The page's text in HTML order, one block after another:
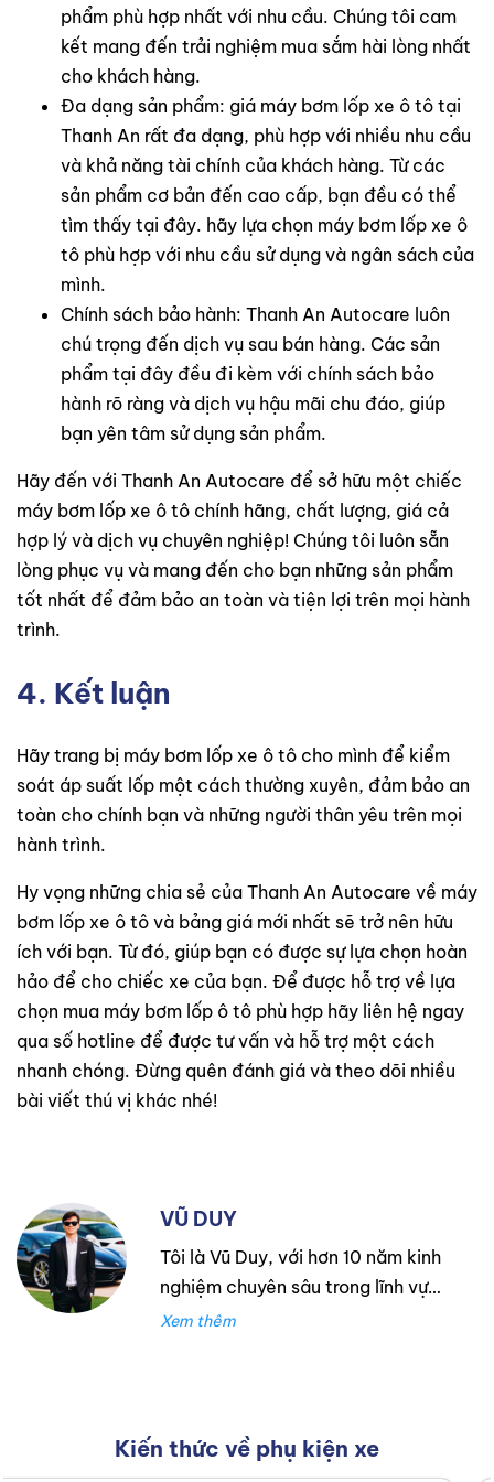
phẩm phù hợp nhất với nhu cầu. Chúng tôi cam
kết mang đến trải nghiệm mua sắm hài lòng nhất
cho khách hàng.
Đa dạng sản phẩm: giá máy bơm lốp xe ô tô tại
Thanh An rất đa dạng, phù hợp với nhiều nhu cầu
và khả năng tài chính của khách hàng. Từ các
sản phẩm cơ bản đến cao cấp, bạn đều có thể
tìm thấy tại đây. hãy lựa chọn máy bơm lốp xe ô
tô phù hợp với nhu cầu sử dụng và ngân sách của
mình.
Chính sách bảo hành: Thanh An Autocare luôn
chú trọng đến dịch vụ sau bán hàng. Các sản
phẩm tại đây đều đi kèm với chính sách bảo
hành rõ ràng và dịch vụ hậu mãi chu đáo, giúp
bạn yên tâm sử dụng sản phẩm.
Hãy đến với Thanh An Autocare để sở hữu một chiếc
máy bơm lốp xe ô tô chính hãng, chất lượng, giá cả
hợp lý và dịch vụ chuyên nghiệp! Chúng tôi luôn sẵn
lòng phục vụ và mang đến cho bạn những sản phẩm
tốt nhất để đảm bảo an toàn và tiện lợi trên mọi hành
trình.
4. Kết luận
Hãy trang bị máy bơm lốp xe ô tô cho mình để kiểm
soát áp suất lốp một cách thường xuyên, đảm bảo an
toàn cho chính bạn và những người thân yêu trên mọi
hành trình.
Hy vọng những chia sẻ của Thanh An Autocare về máy
bơm lốp xe ô tô và bảng giá mới nhất sẽ trở nên hữu
ích với bạn. Từ đó, giúp bạn có được sự lựa chọn hoàn
hảo để cho chiếc xe của bạn. Để được hỗ trợ về lựa
chọn mua máy bơm lốp ô tô phù hợp hãy liên hệ ngay
qua số hotline để được tư vấn và hỗ trợ một cách
nhanh chóng. Đừng quên đánh giá và theo dõi nhiều
bài viết thú vị khác nhé!
VŨ DUY
Tôi là Vũ Duy, với hơn 10 năm kinh
nghiệm chuyên sâu trong lĩnh vực
lốp xe. Trong suốt thời gian đó,
cân bằng lốp hiệu suất cao.
Trước đó, tôi đã tích lũy kinh
Kiến thức về phụ kiện xe